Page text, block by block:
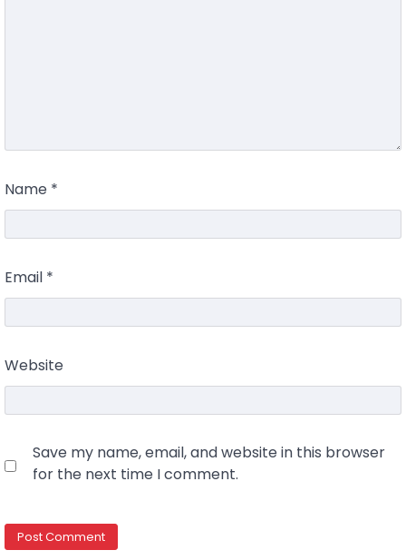
Name *
Email *
Website
Save my name, email, and website in this browser
for the next time I comment.